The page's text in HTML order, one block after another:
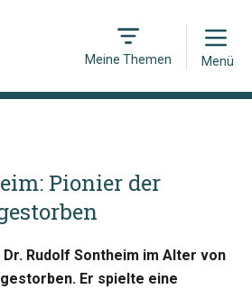
Meine Themen
Open
Menü
Pionier der
Dr. Rudolf Sontheim im Alter von
Er spielte eine